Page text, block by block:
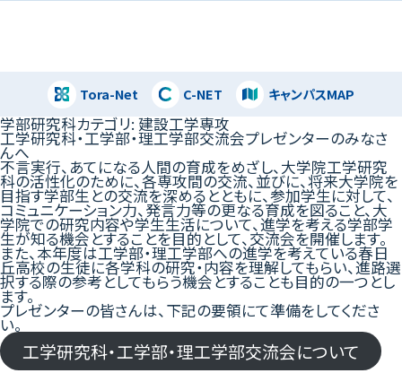
Tora-Net C-NET キャンパスMAP閉じる
学部研究科カテゴリ: 建設工学専攻
工学研究科・工学部・理工学部交流会プレゼンターのみなさ
んへ
不⾔実⾏、あてになる⼈間の育成をめざし、⼤学院⼯学研究
科の活性化のために、各専攻間の交流、並びに、将来⼤学院を
⽬指す学部⽣との交流を深めるとともに、参加学⽣に対して、
コミュニケーション⼒、発⾔⼒等の更なる育成を図ること、⼤
学院での研究内容や学⽣⽣活について、進学を考える学部学
⽣が知る機会とすることを⽬的として、交流会を開催します。
また、本年度は⼯学部・理⼯学部への進学を考えている春⽇
丘⾼校の⽣徒に各学科の研究・内容を理解してもらい、進路選
択する際の参考としてもらう機会とすることも⽬的の⼀つとし
ます。
プレゼンターの皆さんは、下記の要領にて準備をしてくださ
い。
工学研究科・工学部・理工学部交流会について